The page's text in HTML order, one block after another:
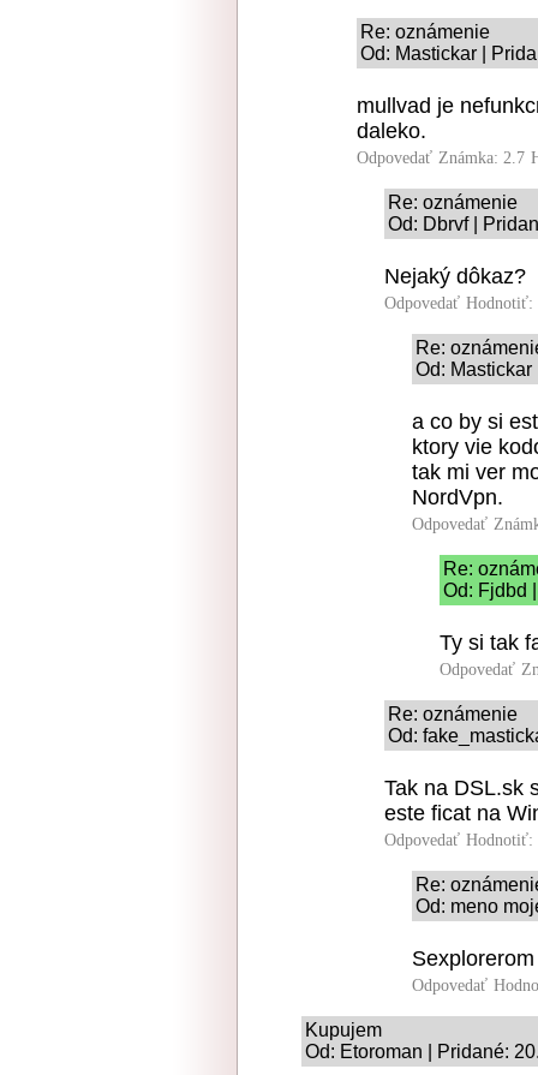
Re: oznámenie
Od: Mastickar |
mullvad je
daleko.
Odpovedať Známka: 2.7
Re: oznámenie
Od: Dbrvf |
Nejaký dôkaz?
Odpovedať Hodnotiť:
Re:
Od:
a co by si
ktory vie
tak mi ver
NordVpn.
Odpovedať
Re:
Od: Fjdbd
Ty si tak
Odpovedať
Re: oznámenie
Od:
Tak na DSL.sk
este ficat na
Odpovedať Hodnotiť:
Re:
Od: meno
Sexplorerom
Odpovedať
Kupujem
Od: Etoroman | Pridané: